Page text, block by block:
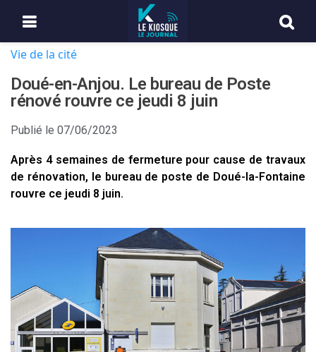
Vie de la cité
Doué-en-Anjou. Le bureau de Poste
rénové rouvre ce jeudi 8 juin
Publié le 07/06/2023
Après 4 semaines de fermeture pour cause de travaux
de rénovation, le bureau de poste de Doué-la-Fontaine
rouvre ce jeudi 8 juin.